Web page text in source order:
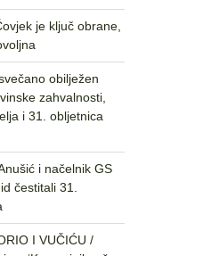
je ključ obrane,
obilježen
zahvalnosti,
i 31. obljetnica
i načelnik GS
čestitali 31.
I VUČIĆU /